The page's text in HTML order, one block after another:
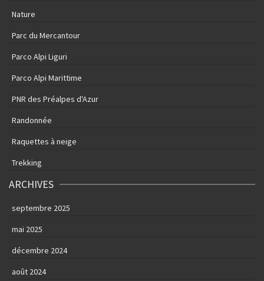
Nature
Parc du Mercantour
Parco Alpi Liguri
Parco Alpi Marittime
PNR des Préalpes d'Azur
Randonnée
Raquettes à neige
Trekking
ARCHIVES
septembre 2025
mai 2025
décembre 2024
août 2024